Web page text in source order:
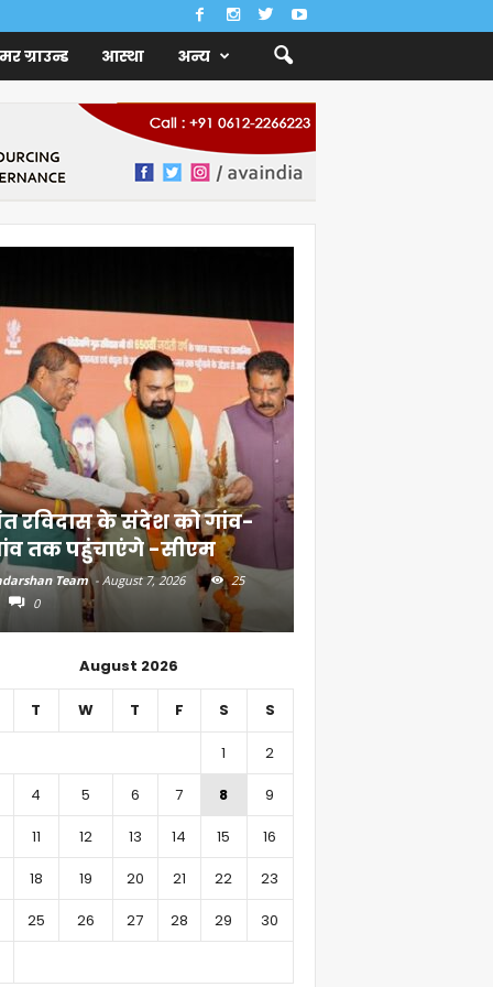
ग्राउन्ड आस्था अन्य
रविदास के संदेश को गांव-
तक पहुंचाएंगे -सीएम
Team - August 7, 2026
25
0
August 2026
T W T F S S
1
2
4 5 6 7 8
9
11 12 13 14 15
16
18 19 20 21 22
23
25 26 27 28 29
30